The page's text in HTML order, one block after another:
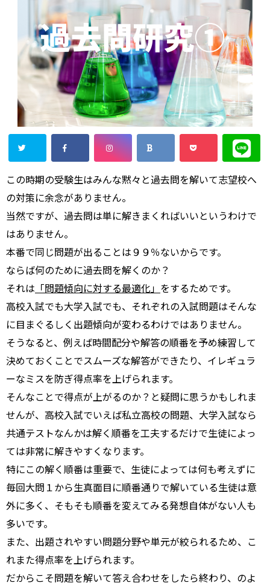
この時期の受験生はみんな黙々と過去問を解いて志望校へ
の対策に余念がありません。
当然ですが、過去問は単に解きまくればいいというわけで
はありません。
本番で同じ問題が出ることは９９％ないからです。
ならば何のために過去問を解くのか？
それは 「問題傾向に対する最適化」 をするためです。
高校入試でも大学入試でも、それぞれの入試問題はそんな
に目まぐるしく出題傾向が変わるわけではありません。
そうなると、例えば時間配分や解答の順番を予め練習して
決めておくことでスムーズな解答ができたり、イレギュラ
ーなミスを防ぎ得点率を上げられます。
そんなことで得点が上がるのか？と疑問に思うかもしれま
せんが、高校入試でいえば私立高校の問題、大学入試なら
共通テストなんかは解く順番を工夫するだけで生徒によっ
ては非常に解きやすくなります。
特にこの解く順番は重要で、生徒によっては何も考えずに
毎回大問１から生真面目に順番通りで解いている生徒は意
外に多く、そもそも順番を変えてみる発想自体がない人も
多いです。
また、出題されやすい問題分野や単元が絞られるため、こ
れまた得点率を上げられます。
だからこそ問題を解いて答え合わせをしたら終わり、のよ